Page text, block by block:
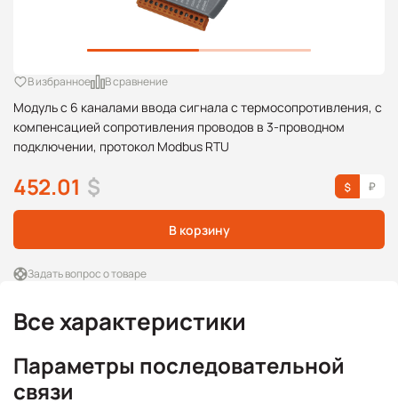
Модуль с 6 каналами ввода сигнала с термосопротивления, с
компенсацией сопротивления проводов в 3-проводном
подключении, протокол Modbus RTU
В избранное В сравнение
452.01 $
В корзину
Задать вопрос о товаре
Все характеристики
Параметры последовательной
связи